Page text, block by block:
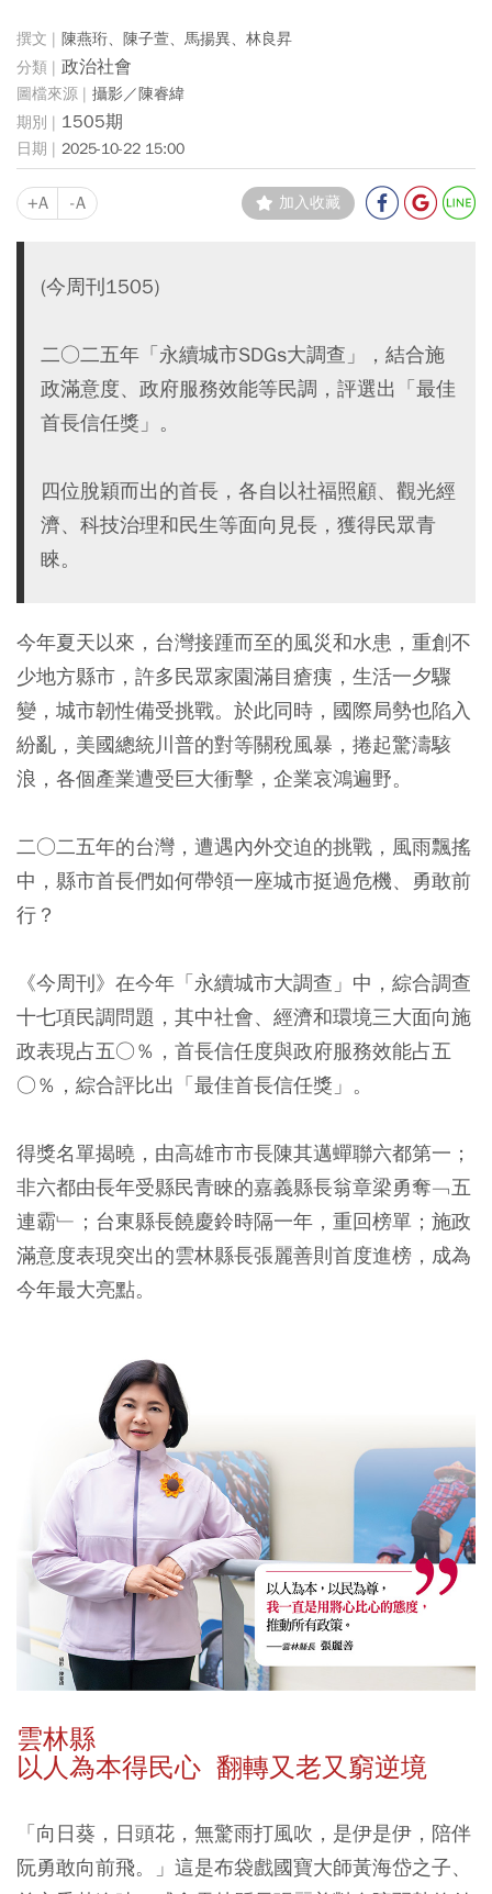
陳燕珩、陳子萱、馬揚異、林良昇
政治社會
攝影／陳睿緯
1505期
2025-10-22 15:00
+A -A 加入收藏
(今周刊1505)
二○二五年「永續城市SDGs大調查」，結合施
政滿意度、政府服務效能等民調，評選出「最佳
首長信任獎」。
四位脫穎而出的首長，各自以社福照顧、觀光經
濟、科技治理和民生等面向見長，獲得民眾青
睞。
今年夏天以來，台灣接踵而至的風災和水患，重創不
少地方縣市，許多民眾家園滿目瘡痍，生活一夕驟
變，城市韌性備受挑戰。於此同時，國際局勢也陷入
紛亂，美國總統川普的對等關稅風暴，捲起驚濤駭
浪，各個產業遭受巨大衝擊，企業哀鴻遍野。
二○二五年的台灣，遭遇內外交迫的挑戰，風雨飄搖
中，縣市首長們如何帶領一座城市挺過危機、勇敢前
行？
《今周刊》在今年「永續城市大調查」中，綜合調查
十七項民調問題，其中社會、經濟和環境三大面向施
政表現占五○％，首長信任度與政府服務效能占五
○％，綜合評比出「最佳首長信任獎」。
得獎名單揭曉，由高雄市市長陳其邁蟬聯六都第一；
非六都由長年受縣民青睞的嘉義縣長翁章梁勇奪﹁五
連霸﹂；台東縣長饒慶鈴時隔一年，重回榜單；施政
滿意度表現突出的雲林縣長張麗善則首度進榜，成為
今年最大亮點。
雲林縣
以人為本得民心 翻轉又老又窮逆境
「向日葵，日頭花，無驚雨打風吹，是伊是伊，陪伴
阮勇敢向前飛。」這是布袋戲國寶大師黃海岱之子、